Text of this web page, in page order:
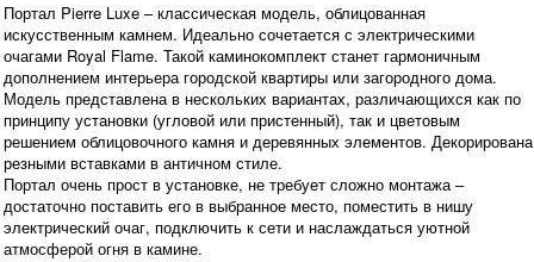
Портал Pierre Luxe – классическая модель, облицованная
искусственным камнем. Идеально сочетается с электрическими
очагами Royal Flame. Такой каминокомплект станет гармоничным
дополнением интерьера городской квартиры или загородного дома.
Модель представлена в нескольких вариантах, различающихся как по
принципу установки (угловой или пристенный), так и цветовым
решением облицовочного камня и деревянных элементов. Декорирована
резными вставками в античном стиле.
Портал очень прост в установке, не требует сложно монтажа –
достаточно поставить его в выбранное место, поместить в нишу
электрический очаг, подключить к сети и наслаждаться уютной
атмосферой огня в камине.